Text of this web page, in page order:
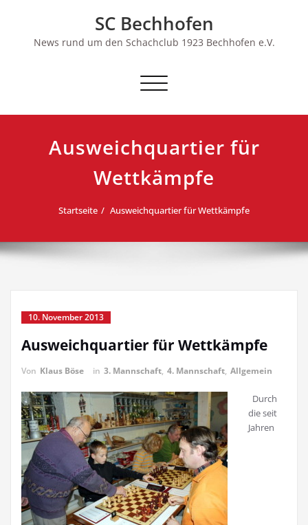
SC Bechhofen
News rund um den Schachclub 1923 Bechhofen e.V.
Schalte
Ausweichquartier für
Wettkämpfe
Startseite Ausweichquartier für Wettkämpfe
10. November 2013
Ausweichquartier für Wettkämpfe
Von Klaus Böse in 3. Mannschaft, 4. Mannschaft, Allgemein
Durch
die seit
Jahren